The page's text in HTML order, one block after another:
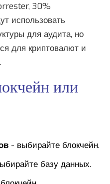
30%
использовать
для аудита, но
для криптовалют и
или
- выбирайте блокчейн.
базу данных.